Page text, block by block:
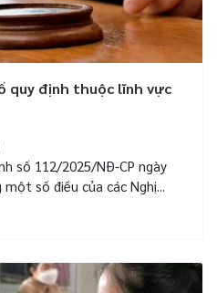
quy định thuộc lĩnh vực
số 112/2025/NĐ-CP ngày
số điều của các Nghị...